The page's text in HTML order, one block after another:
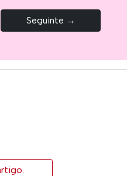
Seguinte →